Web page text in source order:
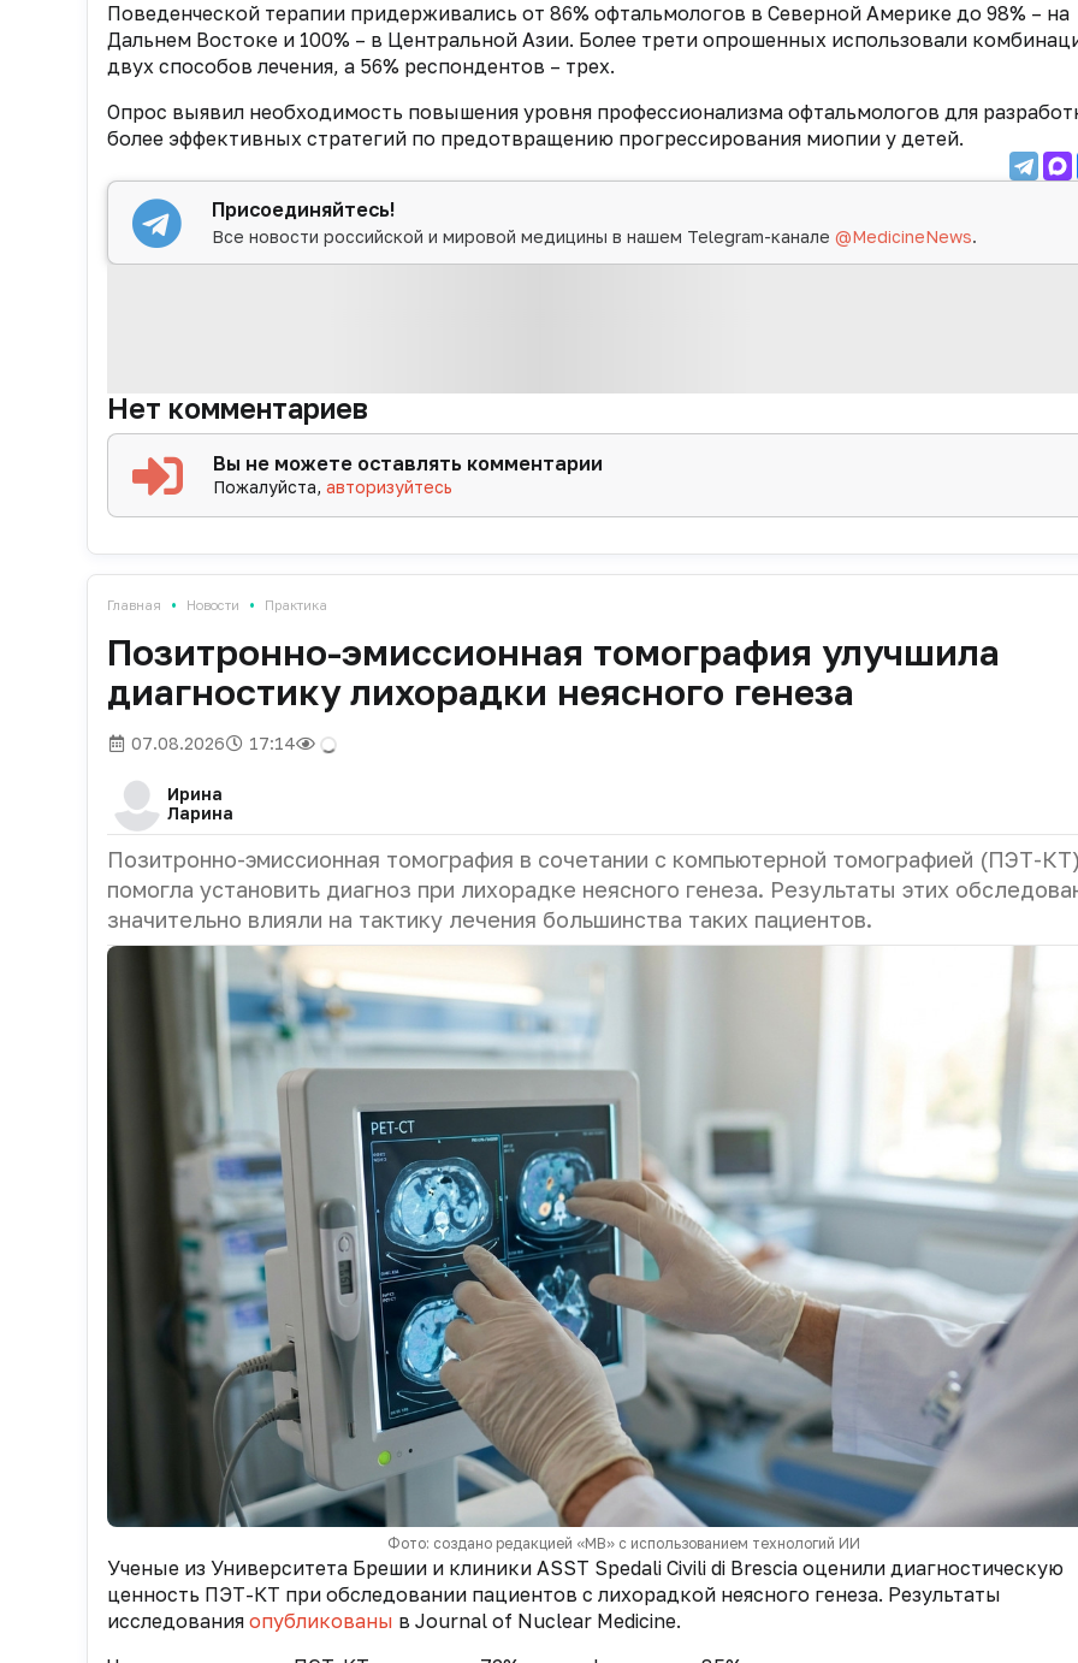
Поведенческой терапии придерживались от 86% офтальмологов в Северной Америке до 98% – на
Дальнем Востоке и 100% – в Центральной Азии. Более трети опрошенных использовали
двух способов лечения, а 56% респондентов – трех.
Опрос выявил необходимость повышения уровня профессионализма офтальмологов для
более эффективных стратегий по предотвращению прогрессирования миопии у детей.
Присоединяйтесь!
Все новости российской и мировой медицины в нашем Telegram-канале@MedicineNews.
Нет комментариев
Вы не можете оставлять комментарии
Пожалуйста,авторизуйтесь
Главная • Новости • Практика
Позитронно-эмиссионная томография улучшила
диагностику лихорадки неясного генеза
07.08.2026 17:14
Ирина
Ларина
Позитронно-эмиссионная томография в сочетании с компьютерной томографией (ПЭТ-
помогла установить диагноз при лихорадке неясного генеза. Результаты этих
значительно влияли на тактику лечения большинства таких пациентов.
Фото: создано редакцией «МВ» с использованием технологий ИИ
Ученые из Университета Брешии и клиники ASST Spedali Civili di Brescia оценили диагностическую
ценность ПЭТ-КТ при обследовании пациентов с лихорадкой неясного генеза. Результаты
исследования опубликованы в Journal of Nuclear Medicine.